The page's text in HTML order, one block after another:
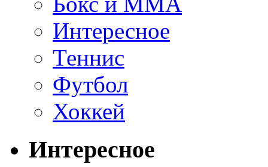
Интересное
Теннис
Футбол
Хоккей
Интересное